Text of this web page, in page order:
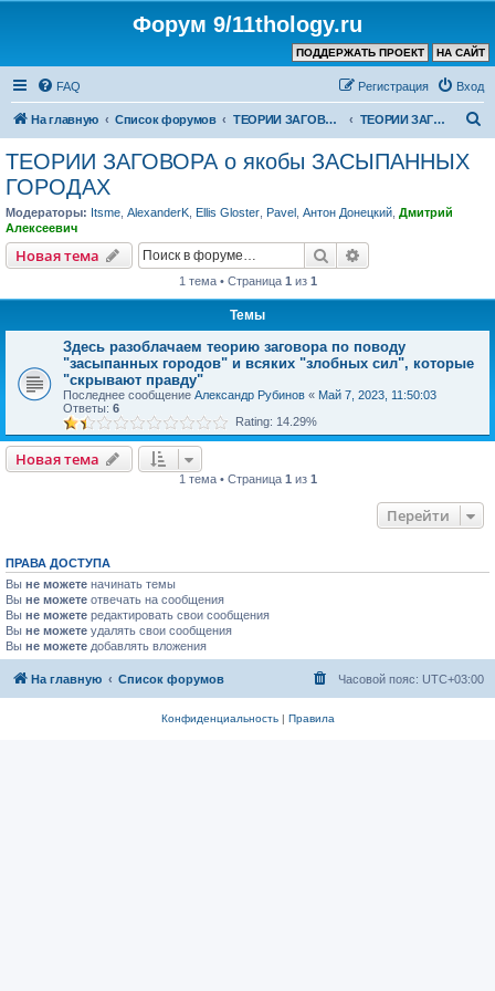
Форум 9/11thology.ru
НА САЙТ
ПОДДЕРЖАТЬ ПРОЕКТ
FAQ Вход
Регистрация
На главную Список форумов ТЕОРИИ ЗАГОВОРА (не связанные с 9/11) ТЕОРИИ ЗАГОВОРА о якобы ЗАСЫПАННЫХ ГОРОДАХ
ТЕОРИИ ЗАГОВОРА о якобы ЗАСЫПАННЫХ
ГОРОДАХ
Модераторы: Itsme AlexanderK Ellis Gloster Pavel Антон Донецкий Дмитрий
Алексеевич
Новая тема Поиск
1 тема • Страница 1 из 1
Темы
Здесь разоблачаем теорию заговора по поводу
"засыпанных городов" и всяких "злобных сил", которые
"скрывают правду"
Последнее сообщение Александр Рубинов « Май 7, 2023, 11:50:03
Ответы: 6
Rating: 14.29%
Новая тема
1 тема • Страница 1 из 1
Перейти
ПРАВА ДОСТУПА
Вы не можете начинать темы
Вы не можете отвечать на сообщения
Вы не можете редактировать свои сообщения
Вы не можете удалять свои сообщения
Вы не можете добавлять вложения
На главную Список форумов Часовой пояс: UTC+03:00
Конфиденциальность| Правила